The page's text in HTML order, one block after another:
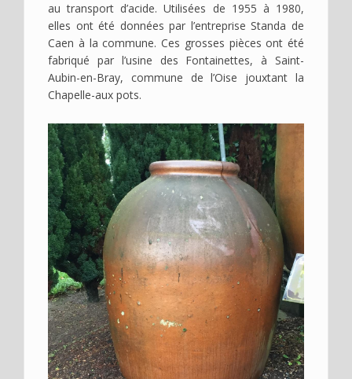
au transport d’acide. Utilisées de 1955 à 1980,
elles ont été données par l’entreprise Standa de
Caen à la commune. Ces grosses pièces ont été
fabriqué par l’usine des Fontainettes, à Saint-
Aubin-en-Bray, commune de l’Oise jouxtant la
Chapelle-aux pots.
Image